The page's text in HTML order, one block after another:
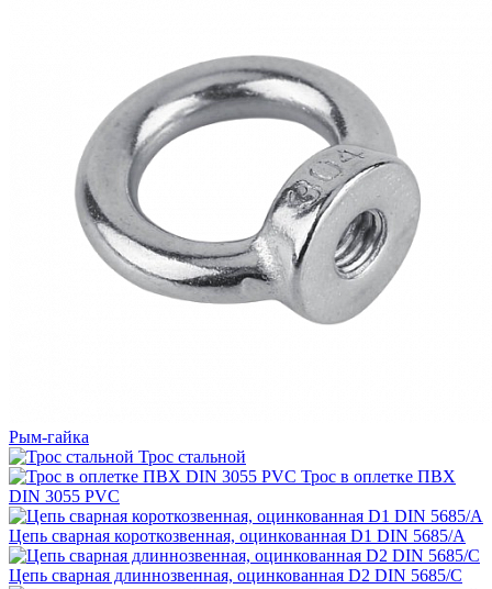
Рым-гайка
Трос стальной
Трос в оплетке ПВХ
DIN 3055 PVC
Цепь сварная короткозвенная, оцинкованная D1 DIN 5685/A
Цепь сварная длиннозвенная, оцинкованная D2 DIN 5685/C